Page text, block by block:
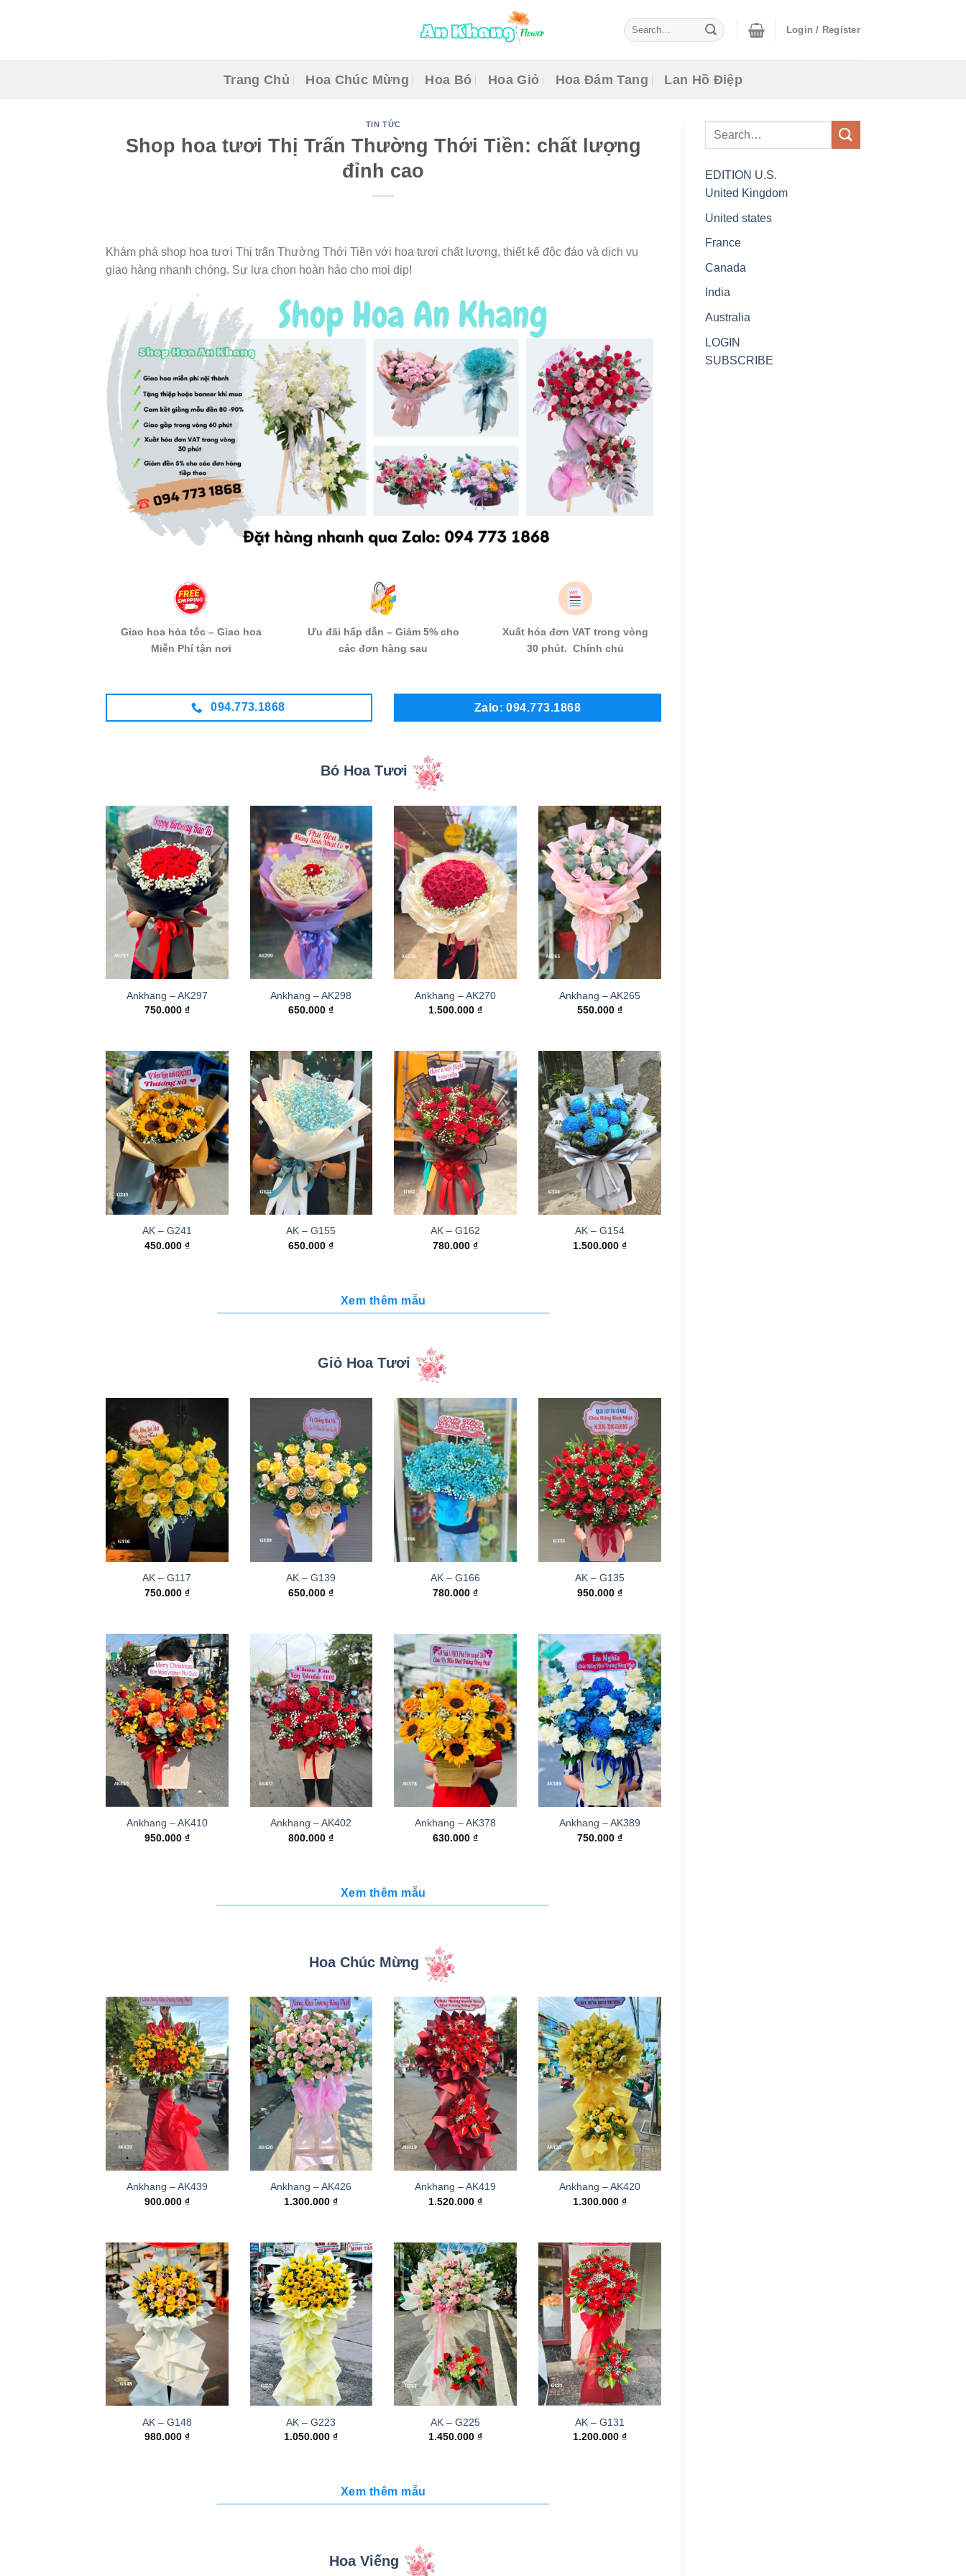
Search
for:
Login / Register
Trang Chủ Hoa Chúc Mừng Hoa Bó Hoa Giỏ Hoa Đám Tang Lan Hồ Điệp
TIN TỨC
Shop hoa tươi Thị Trấn Thường Thới Tiền: chất lượng
đỉnh cao
Khám phá shop hoa tươi Thị trấn Thường Thới Tiền với hoa tươi chất lượng, thiết kế độc đáo và dịch vụ
giao hàng nhanh chóng. Sự lựa chọn hoàn hảo cho mọi dịp!
Giao hoa hỏa tốc – Giao hoa
Miễn Phí tận nơi
Ưu đãi hấp dẫn – Giảm 5% cho
các đơn hàng sau
Xuất hóa đơn VAT trong vòng
30 phút. Chính chủ
094.773.1868 Zalo: 094.773.1868
Bó Hoa Tươi
Ankhang – AK297
750.000 ₫
Ankhang – AK298
650.000₫
Ankhang – AK270
1.500.000₫
Ankhang – AK265
550.000 ₫
AK – G241
450.000 ₫
AK – G155
650.000₫
AK – G162
780.000₫
AK – G154
1.500.000 ₫
Xem thêm mẫu
Giỏ Hoa Tươi
AK – G117
750.000 ₫
AK – G139
650.000₫
AK – G166
780.000₫
AK – G135
950.000 ₫
Ankhang – AK410
950.000 ₫
Ankhang – AK402
800.000₫
Ankhang – AK378
630.000₫
Ankhang – AK389
750.000 ₫
Xem thêm mẫu
Hoa Chúc Mừng
Ankhang – AK439
900.000 ₫
Ankhang – AK426
1.300.000₫
Ankhang – AK419
1.520.000₫
Ankhang – AK420
1.300.000 ₫
AK – G148
980.000 ₫
AK – G223
1.050.000₫
AK – G225
1.450.000₫
AK – G131
1.200.000 ₫
Xem thêm mẫu
Hoa Viếng
EDITION U.S.
United Kingdom
United states
France
Canada
India
Australia
LOGIN
SUBSCRIBE